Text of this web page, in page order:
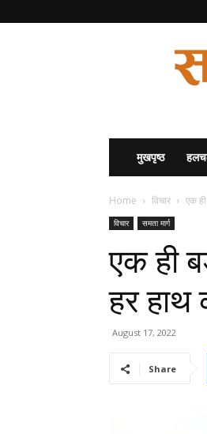
मुखपृष्ठ
Home विचार एक
विचार समता मार्ग
एक ही
हर हाथ
August 17, 2022
Share